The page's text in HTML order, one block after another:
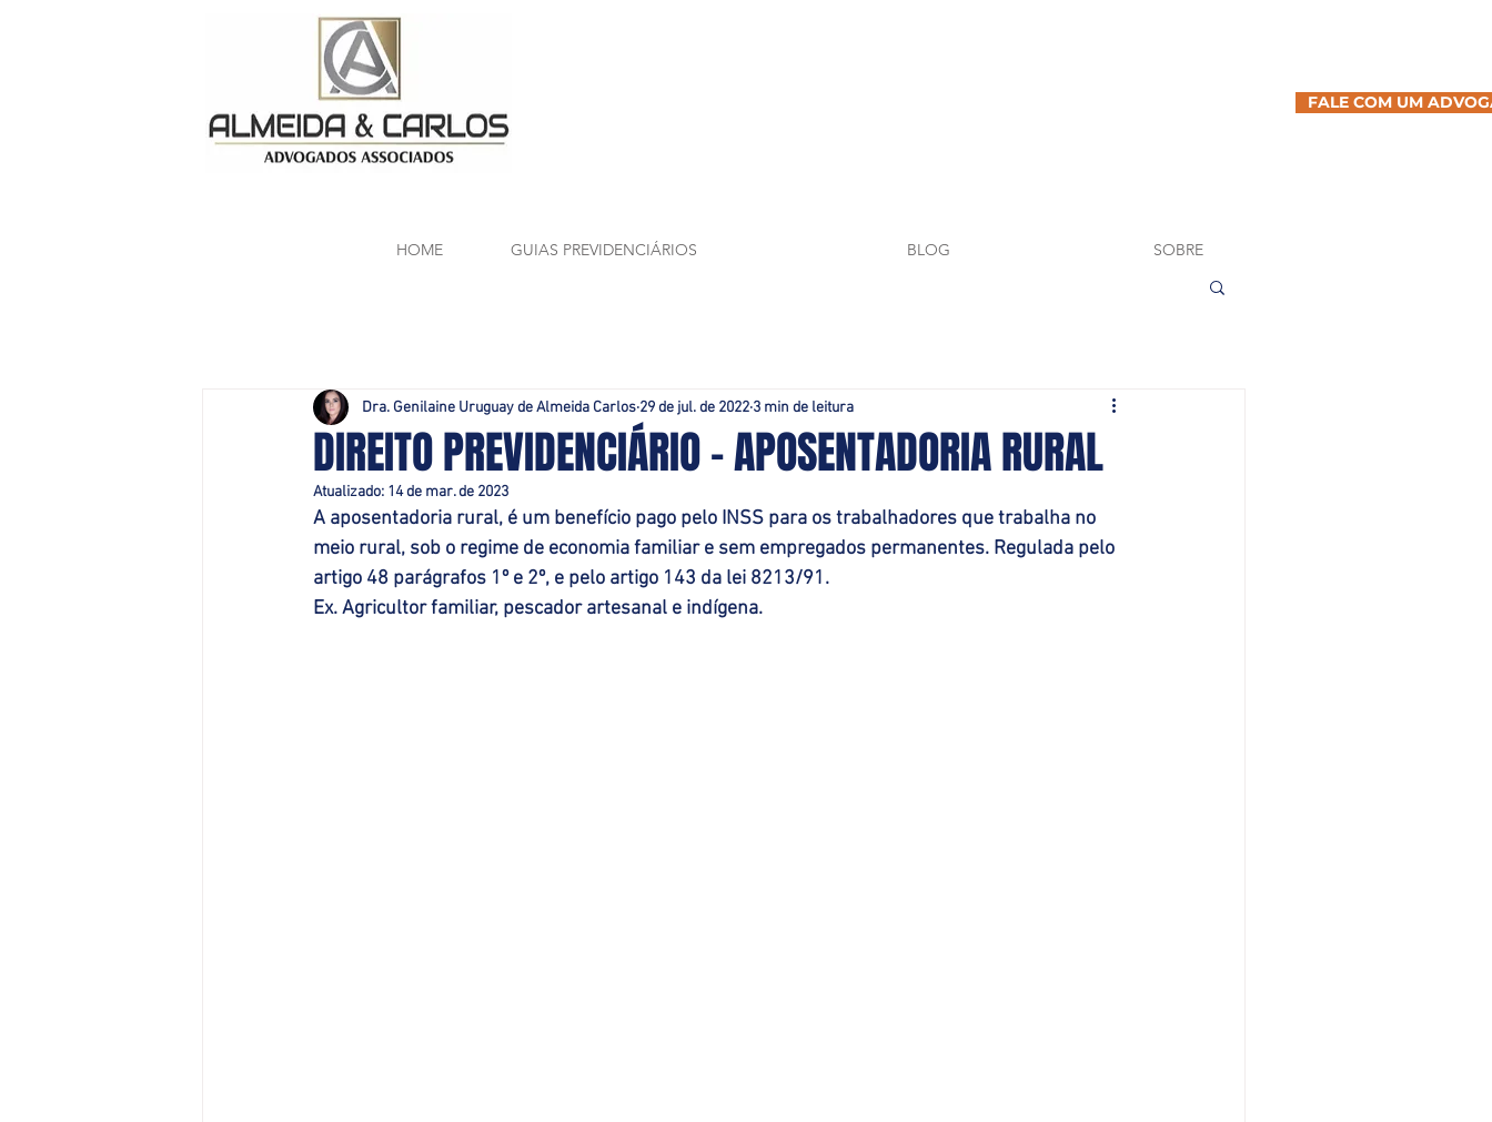
FALE COM UM
HOME GUIAS PREVIDENCIÁRIOS BLOG SOBRE
DIREITO PREVIDENCIÁRIO - APOSENTADORIA RURAL
Dra. Genilaine Uruguay de Almeida Carlos 29 de jul. de 2022 3 min de leitura
Atualizado: 14 de mar. de 2023
A aposentadoria rural, é um benefício pago pelo INSS para os trabalhadores que trabalha no
meio rural, sob o regime de economia familiar e sem empregados permanentes. Regulada pelo
artigo 48 parágrafos 1º e 2º, e pelo artigo 143 da lei 8213/91.
Ex. Agricultor familiar, pescador artesanal e indígena.